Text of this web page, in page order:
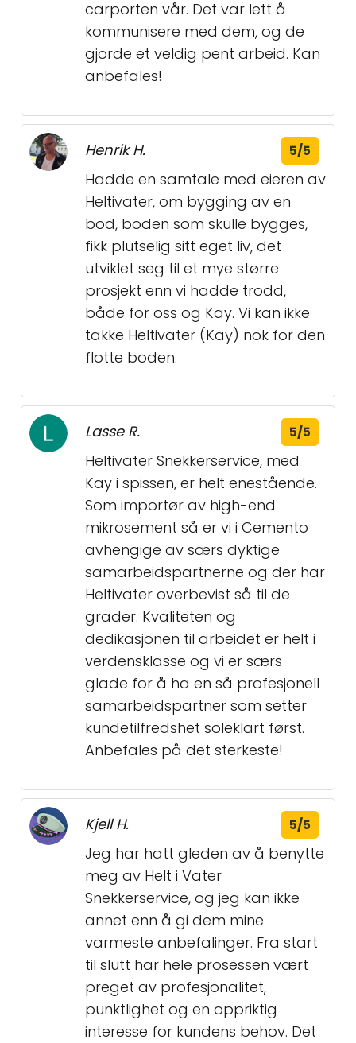
carporten vår. Det var lett å
kommunisere med dem, og de
gjorde et veldig pent arbeid. Kan
anbefales!
Henrik H. 5/5
Hadde en samtale med eieren av
Heltivater, om bygging av en
bod, boden som skulle bygges,
fikk plutselig sitt eget liv, det
utviklet seg til et mye større
prosjekt enn vi hadde trodd,
både for oss og Kay. Vi kan ikke
takke Heltivater (Kay) nok for den
flotte boden.
Lasse R. 5/5
Heltivater Snekkerservice, med
Kay i spissen, er helt enestående.
Som importør av high-end
mikrosement så er vi i Cemento
avhengige av særs dyktige
samarbeidspartnerne og der har
Heltivater overbevist så til de
grader. Kvaliteten og
dedikasjonen til arbeidet er helt i
verdensklasse og vi er særs
glade for å ha en så profesjonell
samarbeidspartner som setter
kundetilfredshet soleklart først.
Anbefales på det sterkeste!
Kjell H. 5/5
Jeg har hatt gleden av å benytte
meg av Helt i Vater
Snekkerservice, og jeg kan ikke
annet enn å gi dem mine
varmeste anbefalinger. Fra start
til slutt har hele prosessen vært
preget av profesjonalitet,
punktlighet og en oppriktig
interesse for kundens behov. Det